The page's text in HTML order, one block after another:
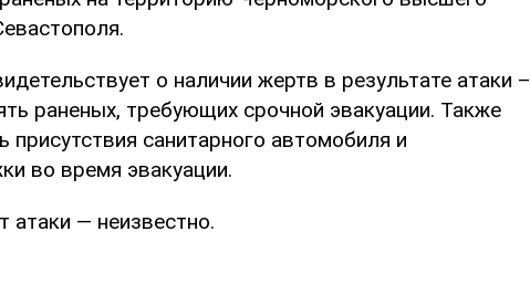
о наличии жертв в результате атаки –
раненых, требующих срочной эвакуации. Также
присутствия санитарного автомобиля и
во время эвакуации.
атаки — неизвестно.